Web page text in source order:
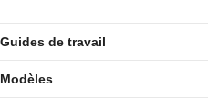
Guides de travail
Modèles